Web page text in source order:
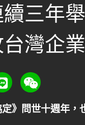
三年
灣企
》問世十週年，